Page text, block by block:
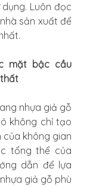
Luôn đọc
sản xuất để
mặt bậc cầu
nhựa giả gỗ
không chỉ tạo
của không gian
tổng thể của
dẫn để lựa
giả gỗ phù